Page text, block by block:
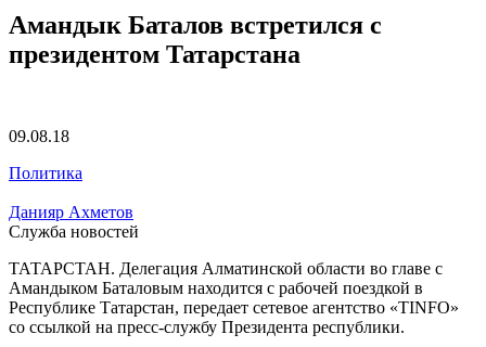
Амандык Баталов встретился с
президентом Татарстана
09.08.18
Политика
Данияр Ахметов
Служба новостей
ТАТАРСТАН. Делегация Алматинской области во главе с
Амандыком Баталовым находится с рабочей поездкой в
Республике Татарстан, передает сетевое агентство «TINFO»
со ссылкой на пресс-службу Президента республики.